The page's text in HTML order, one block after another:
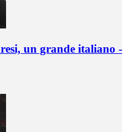
un grande italiano -